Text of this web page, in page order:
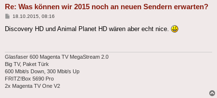
Re: Was können wir 2015 noch an neuen Sendern erwarten?
Beitrag
18.10.2015, 08:16
Discovery HD und Animal Planet HD wären aber echt nice.
Glasfaser 600 Magenta TV MegaStream 2.0
Big TV, Paket Türk
600 Mbit/s Down, 300 Mbit/s Up
FRITZ!Box 5690 Pro
2x Magenta TV One V2